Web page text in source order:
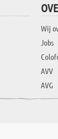
Wij
Jobs
AVV
AVG